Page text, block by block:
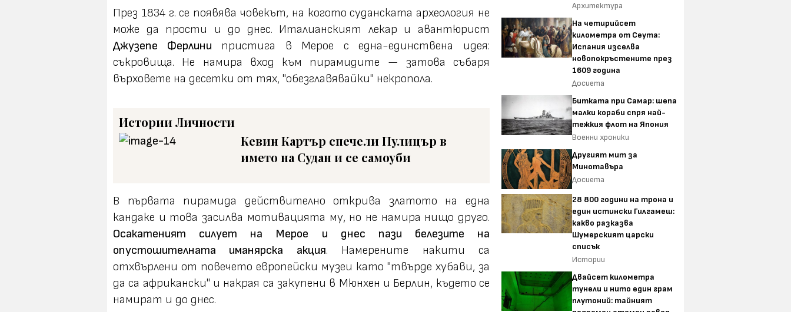
През 1834 г. се появява човекът, на когото суданската археология не
може да прости и до днес. Италианският лекар и авантюрист
Джузепе Ферлини пристига в Мерое с една-единствена идея:
съкровища. Не намира вход към пирамидите — затова събаря
върховете на десетки от тях, "обезглавявайки" некропола.
ИсторииЛичности
Кевин Картър спечели Пулицър в
името на Судан и се самоуби
В първата пирамида действително открива златото на една
кандаке и това засилва мотивацията му, но не намира нищо друго.
Осакатеният силует на Мерое и днес пази белезите на
опустошителната иманярска акция. Намерените накити са
отхвърлени от повечето европейски музеи като "твърде хубави, за
да са африкански" и накрая са закупени в Мюнхен и Берлин, където се
намират и до днес.
Архитектура
На четирийсет
километра от Сеута:
Испания изселва
новопокръстените през
1609 година
Досиета
Битката при Самар: шепа
малки кораби спря най-
тежкия флот на Япония
Военни хроники
Другият мит за
Минотавъра
Досиета
28 800 години на трона и
един истински Гилгамеш:
какво разказва
Шумерският царски
списък
Истории
Двайсет километра
тунели и нито един грам
плутоний: тайният